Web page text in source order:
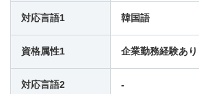
対応言語1 韓国語
資格属性1 企業勤務経験あり
対応言語2 -
16:00 - -
16:30